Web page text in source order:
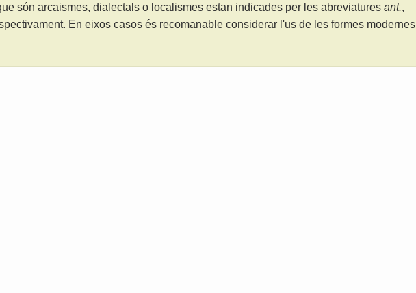
són arcaismes, dialectals o localismes estan indicades per les abreviatures ant.,
En eixos casos és recomanable considerar l'us de les formes modernes